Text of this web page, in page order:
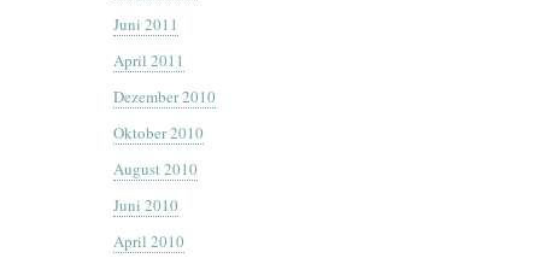
Juni 2011
April 2011
Dezember 2010
Oktober 2010
August 2010
Juni 2010
April 2010